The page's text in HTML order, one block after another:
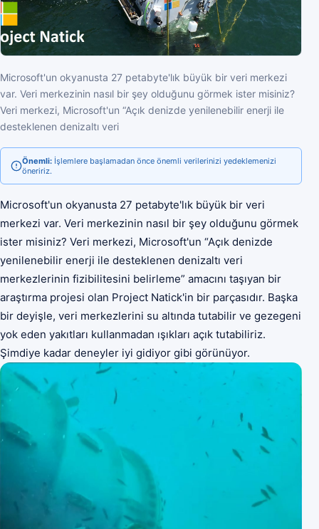
Microsoft'un okyanusta 27 petabyte'lık büyük bir veri merkezi
var. Veri merkezinin nasıl bir şey olduğunu görmek ister misiniz?
Veri merkezi, Microsoft'un “Açık denizde yenilenebilir enerji ile
desteklenen denizaltı veri
Önemli: İşlemlere başlamadan önce önemli verilerinizi yedeklemenizi
öneririz.
Microsoft'un okyanusta 27 petabyte'lık büyük bir veri
merkezi var. Veri merkezinin nasıl bir şey olduğunu görmek
ister misiniz? Veri merkezi, Microsoft'un “Açık denizde
yenilenebilir enerji ile desteklenen denizaltı veri
merkezlerinin fizibilitesini belirleme” amacını taşıyan bir
araştırma projesi olan Project Natick'in bir parçasıdır. Başka
bir deyişle, veri merkezlerini su altında tutabilir ve gezegeni
yok eden yakıtları kullanmadan ışıkları açık tutabiliriz.
Şimdiye kadar deneyler iyi gidiyor gibi görünüyor.